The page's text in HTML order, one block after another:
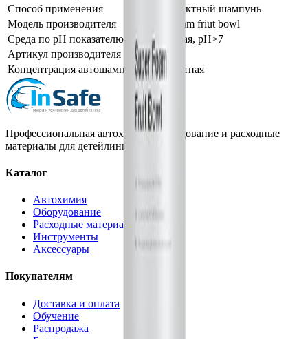
Способ применения
бесконтактный шампунь
Модель производителя
Super foam friut bowl
Среда по pH показателю
Щелочная, pH>7
Артикул производителя
253001
Концентрация автошампуня Стандартная
Профессиональная автохимия, оборудование и расходные
материалы для детейлинга.
Каталог
Автохимия
Оборудование
Расходные материалы
Инструменты
Аксессуары
Покупателям
Доставка и оплата
Обучение
Распродажа